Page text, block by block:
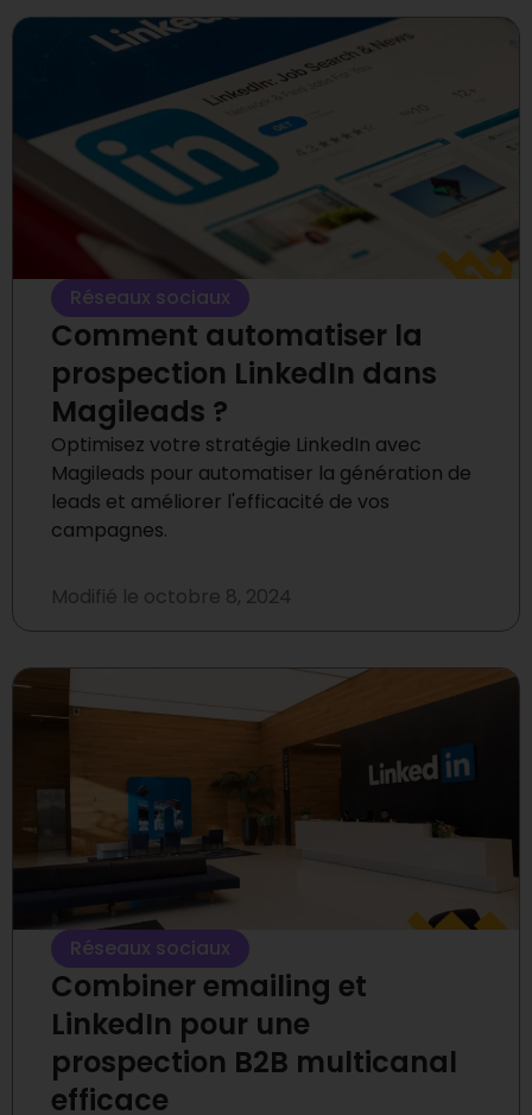
Réseaux sociaux
Comment automatiser la
prospection LinkedIn dans
Magileads ?
Optimisez votre stratégie LinkedIn avec
Magileads pour automatiser la génération de
leads et améliorer l'efficacité de vos
campagnes.
Modifié le octobre 8, 2024
Réseaux sociaux
Combiner emailing et
LinkedIn pour une
prospection B2B multicanal
efficace